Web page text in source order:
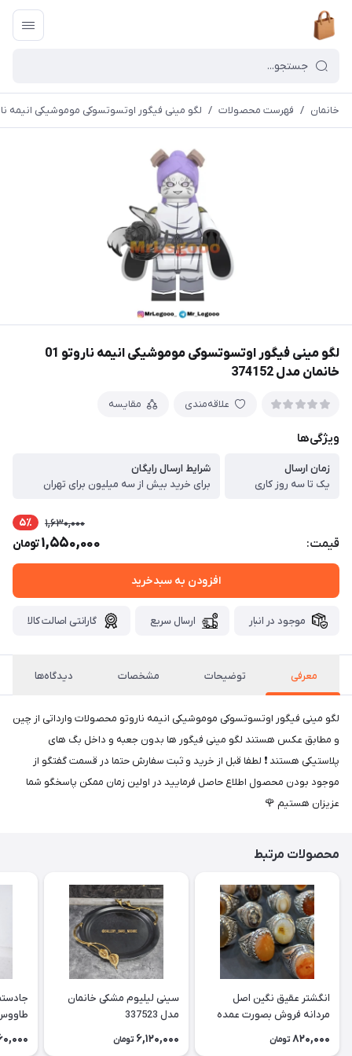
خانمان / فهرست محصولات / لگو مینی فیگور اوتسوتسوکی موموشیکی انیمه ناروتو 01 خانمان
لگو مینی فیگور اوتسوتسوکی موموشیکی انیمه ناروتو 01
خانمان مدل 374152
علاقه‌مندی مقایسه
ویژگی‌ها
زمان ارسال
یک تا سه روز کاری
شرایط ارسال رایگان
برای خرید بیش از سه میلیون برای تهران
قیمت:
1,630,000 5٪
1,550,000تومان
افزودن به سبدخرید
موجود در انبار ارسال سریع گارانتی اصالت کالا
معرفی توضیحات مشخصات دیدگاه‌ها
لگو مینی فیگور اوتسوتسوکی موموشیکی انیمه ناروتو محصولات وارداتی از چین
و مطابق عکس هستند لگو مینی فیگور ها بدون جعبه و داخل بگ های
پلاستیکی هستند ❗️ لطفا قبل از خرید و ثبت سفارش حتما در قسمت گفتگو از
موجود بودن محصول اطلاع حاصل فرمایید در اولین زمان ممکن پاسخگو شما
عزیزان هستیم 🌹
محصولات مرتبط
انگشتر عقیق نگین اصل
مردانه فروش بصورت عمده
3عدد هست فروش بصورت
820,000 تومان
سینی لیلیوم مشکی خانمان
مدل 337523
6,120,000 تومان